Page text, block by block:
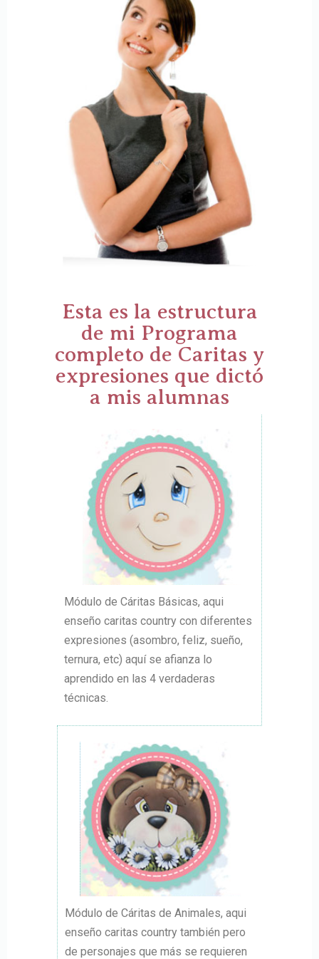
Esta es la estructura
de mi Programa
completo de Caritas y
expresiones que dictó
a mis alumnas
Módulo de Cáritas Básicas, aqui
enseño caritas country con diferentes
expresiones (asombro, feliz, sueño,
ternura, etc) aquí se afianza lo
aprendido en las 4 verdaderas
técnicas.
Módulo de Cáritas de Animales, aqui
enseño caritas country también pero
de personajes que más se requieren